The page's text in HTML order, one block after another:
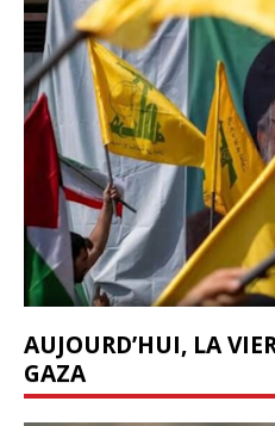
AUJOURD’HUI, LA
GAZA